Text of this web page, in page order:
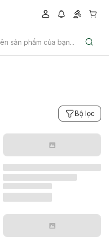
Bộ lọc